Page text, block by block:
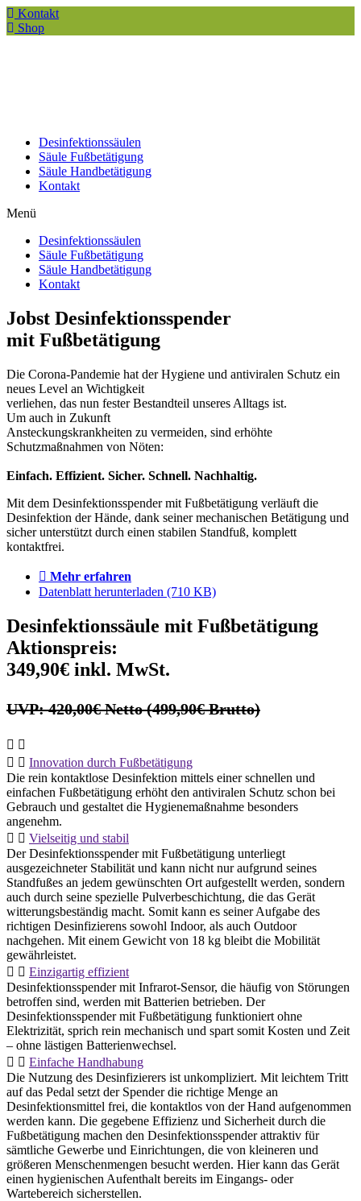
Kontakt
Shop
Desinfektionssäulen
Säule Fußbetätigung
Säule Handbetätigung
Kontakt
Menü
Desinfektionssäulen
Säule Fußbetätigung
Säule Handbetätigung
Kontakt
Jobst Desinfektionsspender
mit Fußbetätigung
Die Corona-Pandemie hat der Hygiene und antiviralen Schutz ein
neues Level an Wichtigkeit
verliehen, das nun fester Bestandteil unseres Alltags ist.
Um auch in Zukunft
Ansteckungskrankheiten zu vermeiden, sind erhöhte
Schutzmaßnahmen von Nöten:
Einfach. Effizient. Sicher. Schnell. Nachhaltig.
Mit dem Desinfektionsspender mit Fußbetätigung verläuft die
Desinfektion der Hände, dank seiner mechanischen Betätigung und
sicher unterstützt durch einen stabilen Standfuß, komplett
kontaktfrei.
Mehr erfahren
Datenblatt herunterladen (710 KB)
Desinfektionssäule mit Fußbetätigung
Aktionspreis:
349,90€ inkl. MwSt.
UVP: 420,00€ Netto (499,90€ Brutto)
Innovation durch Fußbetätigung
Die rein kontaktlose Desinfektion mittels einer schnellen und
einfachen Fußbetätigung erhöht den antiviralen Schutz schon bei
Gebrauch und gestaltet die Hygienemaßnahme besonders
angenehm.
Vielseitig und stabil
Der Desinfektionsspender mit Fußbetätigung unterliegt
ausgezeichneter Stabilität und kann nicht nur aufgrund seines
Standfußes an jedem gewünschten Ort aufgestellt werden, sondern
auch durch seine spezielle Pulverbeschichtung, die das Gerät
witterungsbeständig macht. Somit kann es seiner Aufgabe des
richtigen Desinfizierens sowohl Indoor, als auch Outdoor
nachgehen. Mit einem Gewicht von 18 kg bleibt die Mobilität
gewährleistet.
Einzigartig effizient
Desinfektionsspender mit Infrarot-Sensor, die häufig von Störungen
betroffen sind, werden mit Batterien betrieben. Der
Desinfektionsspender mit Fußbetätigung funktioniert ohne
Elektrizität, sprich rein mechanisch und spart somit Kosten und Zeit
– ohne lästigen Batterienwechsel.
Einfache Handhabung
Die Nutzung des Desinfizierers ist unkompliziert. Mit leichtem Tritt
auf das Pedal setzt der Spender die richtige Menge an
Desinfektionsmittel frei, die kontaktlos von der Hand aufgenommen
werden kann. Die gegebene Effizienz und Sicherheit durch die
Fußbetätigung machen den Desinfektionsspender attraktiv für
sämtliche Gewerbe und Einrichtungen, die von kleineren und
größeren Menschenmengen besucht werden. Hier kann das Gerät
einen hygienischen Aufenthalt bereits im Eingangs- oder
Wartebereich sicherstellen.